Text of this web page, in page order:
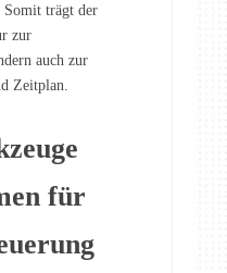
Somit trägt der
zur
auch zur
Zeitplan.
für